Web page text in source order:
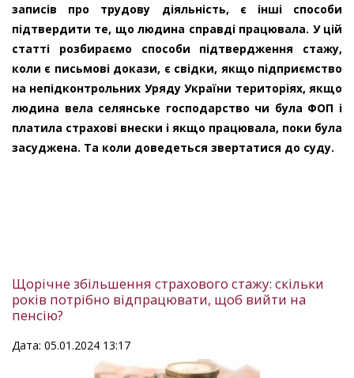
записів про трудову діяльність, є інші способи
підтвердити те, що людина справді працювала. У цій
статті розбираємо способи підтвердження стажу,
коли є письмові докази, є свідки, якщо підприємство
на непідконтрольних Уряду України територіях, якщо
людина вела селянське господарство чи була ФОП і
платила страхові внески і якщо працювала, поки була
засуджена. Та коли доведеться звертатися до суду.
Щорічне збільшення страхового стажу: скільки
років потрібно відпрацювати, щоб вийти на
пенсію?
Дата: 05.01.2024 13:17